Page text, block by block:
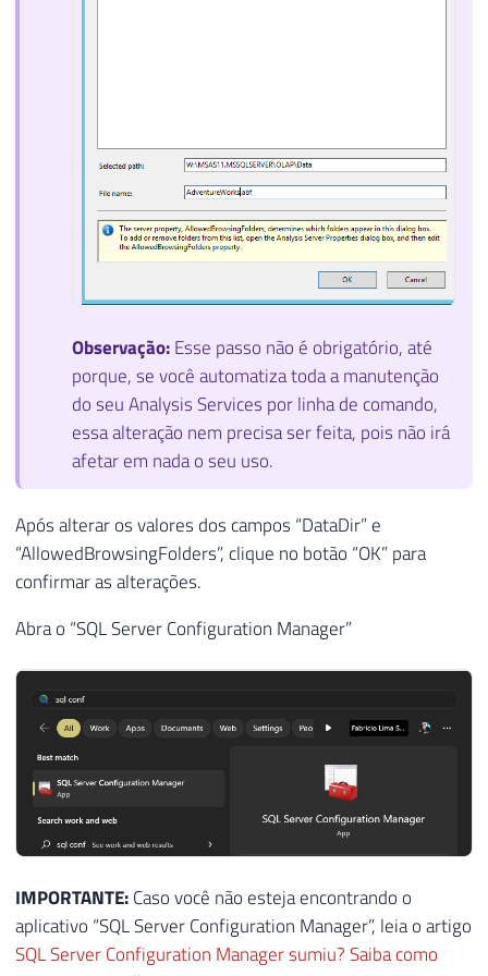
Observação:Esse passo não é obrigatório, até
porque, se você automatiza toda a manutenção
do seu Analysis Services por linha de comando,
essa alteração nem precisa ser feita, pois não irá
afetar em nada o seu uso.
Após alterar os valores dos campos “DataDir” e
“AllowedBrowsingFolders”, clique no botão “OK” para
confirmar as alterações.
Abra o “SQL Server Configuration Manager”
IMPORTANTE:Caso você não esteja encontrando o
aplicativo “SQL Server Configuration Manager”, leia o artigo
SQL Server Configuration Manager sumiu? Saiba como